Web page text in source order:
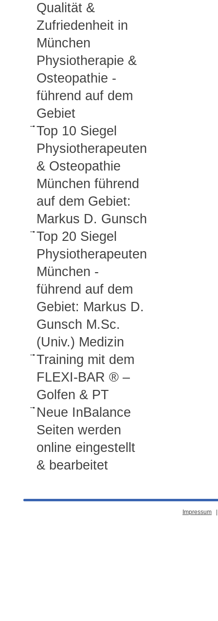
Qualität &
Zufriedenheit in
München
Physiotherapie &
Osteopathie -
führend auf dem
Gebiet
Top 10 Siegel
Physiotherapeuten
& Osteopathie
München führend
auf dem Gebiet:
Markus D. Gunsch
Top 20 Siegel
Physiotherapeuten
München -
führend auf dem
Gebiet: Markus D.
Gunsch M.Sc.
(Univ.) Medizin
Training mit dem
FLEXI-BAR ® –
Golfen & PT
Neue InBalance
Seiten werden
online eingestellt
& bearbeitet
Impressum